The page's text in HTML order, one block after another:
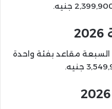
السبعة مقاعد بفئة واحدة